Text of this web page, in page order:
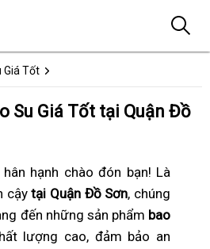
Giá Tốt
Su Giá Tốt tại Quận Đồ
hân hạnh chào đón bạn! Là
cậytại Quận Đồ Sơn, chúng
đến những sản phẩm bao
lượng cao, đảm bảo an